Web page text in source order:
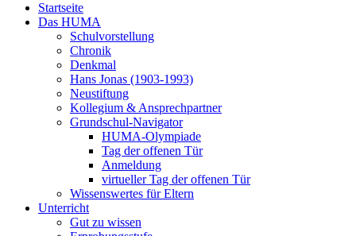
Startseite
Das HUMA
Schulvorstellung
Chronik
Denkmal
Hans Jonas (1903-1993)
Neustiftung
Kollegium & Ansprechpartner
Grundschul-Navigator
HUMA-Olympiade
Tag der offenen Tür
Anmeldung
virtueller Tag der offenen Tür
Wissenswertes für Eltern
Unterricht
Gut zu wissen